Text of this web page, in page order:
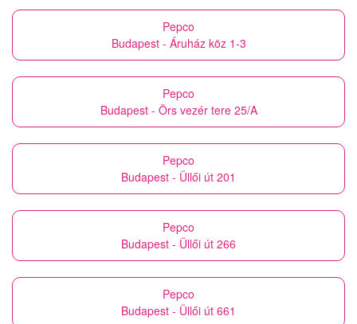
Pepco
Budapest - Áruház köz 1-3
Pepco
Budapest - Örs vezér tere 25/A
Pepco
Budapest - Üllői út 201
Pepco
Budapest - Üllői út 266
Pepco
Budapest - Üllői út 661